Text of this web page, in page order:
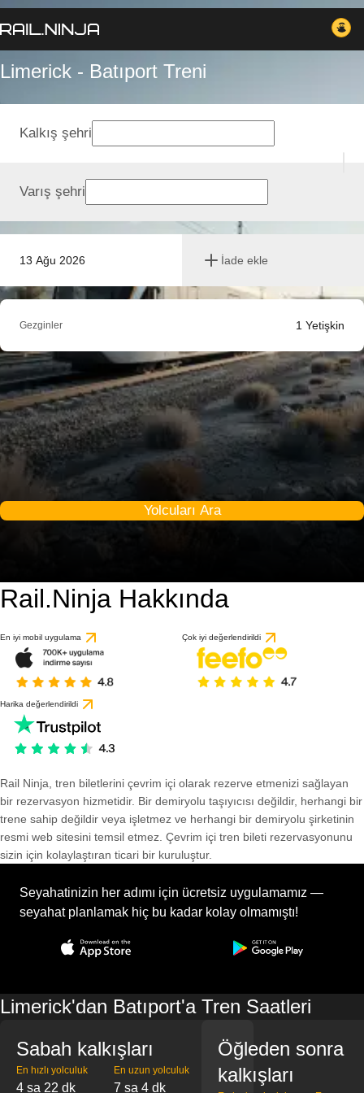
Limerick - Batıport Treni
13 Ağu 2026 İade ekle
Kalkış şehri
Varış şehri
Gezginler 1 Yetişkin
Yolcuları Ara
Rail.Ninja Hakkında
En iyi mobil uygulama Çok iyi değerlendirildi
Harika değerlendirildi
Rail Ninja, tren biletlerini çevrim içi olarak rezerve etmenizi sağlayan
bir rezervasyon hizmetidir. Bir demiryolu taşıyıcısı değildir, herhangi bir
trene sahip değildir veya işletmez ve herhangi bir demiryolu şirketinin
resmi web sitesini temsil etmez. Çevrim içi tren bileti rezervasyonunu
sizin için kolaylaştıran ticari bir kuruluştur.
Seyahatinizin her adımı için ücretsiz uygulamamız —
seyahat planlamak hiç bu kadar kolay olmamıştı!
Limerick'dan Batıport'a Tren Saatleri
Sabah kalkışları
En hızlı yolculuk
4 sa 22 dk
En uzun yolculuk
7 sa 4 dk
Öğleden sonra
kalkışları